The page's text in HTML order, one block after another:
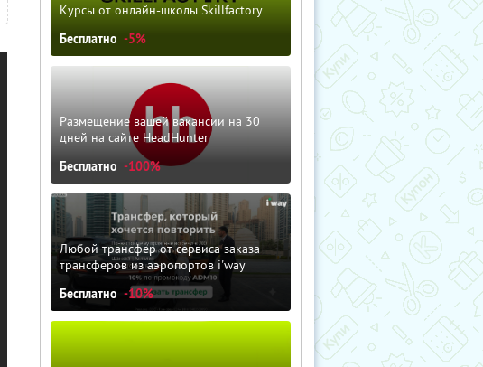
Курсы от онлайн-школы Skillfactory
Бесплатно -5%
Размещение вашей вакансии на 30
дней на сайте HeadHunter
Бесплатно -100%
Любой трансфер от сервиса заказа
трансферов из аэропортов i'way
Бесплатно -10%